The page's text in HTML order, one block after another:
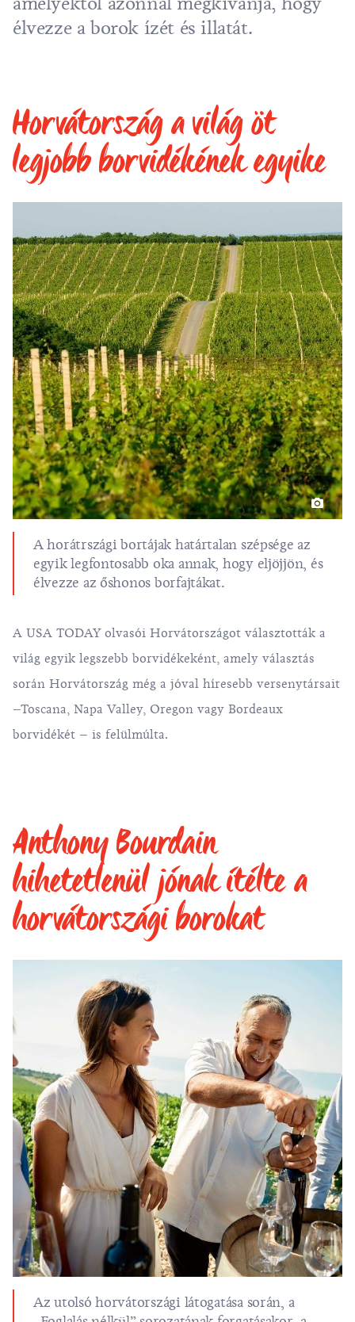
élvezze a borok ízét és illatát.
Horvátország a világ öt
legjobb borvidékének egyike
A horátrszági bortájak határtalan szépsége az
egyik legfontosabb oka annak, hogy eljöjjön, és
élvezze az őshonos borfajtákat.
A USA TODAY olvasói Horvátországot választották a
világ egyik legszebb borvidékeként, amely választás
során Horvátország még a jóval híresebb versenytársait
–Toscana, Napa Valley, Oregon vagy Bordeaux
borvidékét – is felülmúlta.
Anthony Bourdain
hihetetlenül jónak ítélte a
horvátországi borokat
Az utolsó horvátországi látogatása során, a